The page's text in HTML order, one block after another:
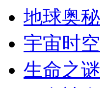
地球奥秘
宇宙时空
生命之谜